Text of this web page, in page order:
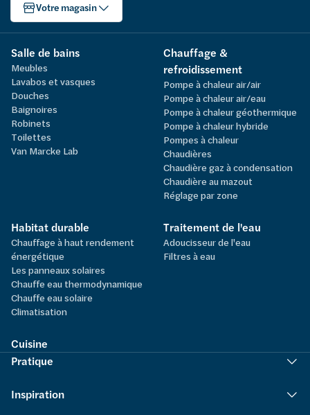
Votre magasin
Salle de bains
Meubles
Lavabos et vasques
Douches
Baignoires
Robinets
Toilettes
Van Marcke Lab
Chauffage &
refroidissement
Pompe à chaleur air/air
Pompe à chaleur air/eau
Pompe à chaleur géothermique
Pompe à chaleur hybride
Pompes à chaleur
Chaudières
Chaudière gaz à condensation
Chaudière au mazout
Réglage par zone
Habitat durable
Chauffage à haut rendement
énergétique
Les panneaux solaires
Chauffe eau thermodynamique
Chauffe eau solaire
Climatisation
Traitement de l'eau
Adoucisseur de l'eau
Filtres à eau
Cuisine
Pratique
Inspiration